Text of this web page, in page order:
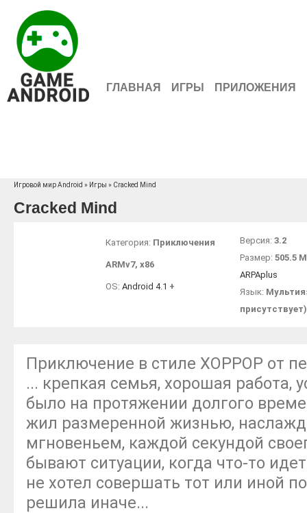
ГЛАВНАЯ ИГРЫ ПРИЛОЖЕНИЯ
Игровой мир Android » Игры » Cracked Mind
Cracked Mind
Категория: Приключения
ARMv7, x86
OS: Android 4.1 +
Версия: 3.2
Размер: 505.5
ARPAplus
Язык:
присутствует)
Приключение в стиле ХОРРОР от
... крепкая семья, хорошая работа,
было на протяжении долгого
жил размеренной жизнью,
мгновеньем, каждой секундой
бывают ситуации, когда что-то
не хотел совершать тот или иной
решила иначе...